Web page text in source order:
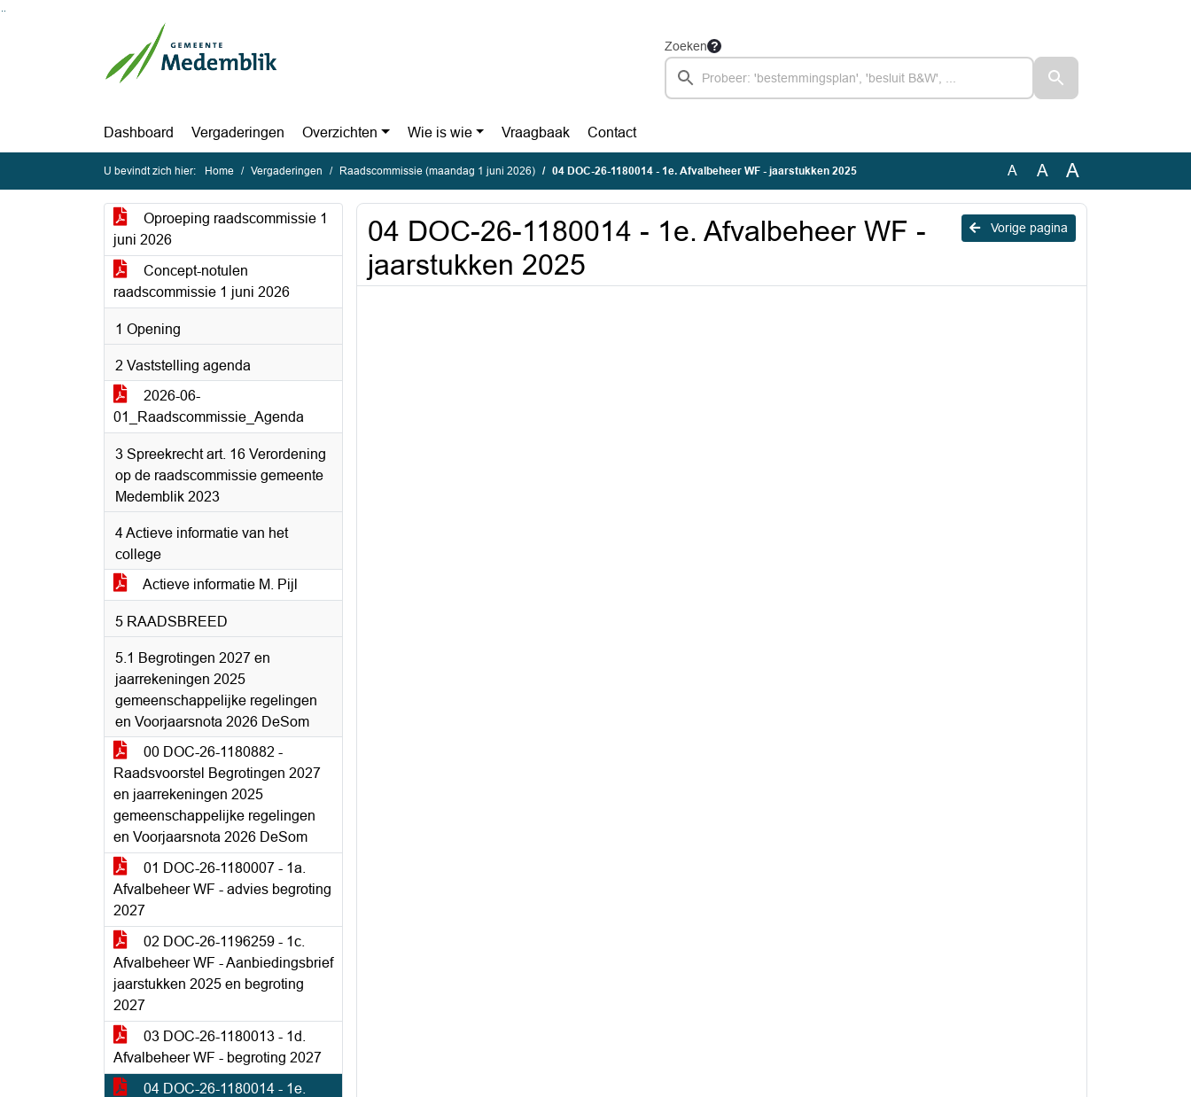
Ga naar de inhoud van deze pagina
Zoeken
Dashboard Vergaderingen Overzichten Wie is wie Vraagbaak Contact
U bevindt zich hier: Home Vergaderingen Raadscommissie (maandag 1 juni 2026) 04 DOC-26-1180014 - 1e. Afvalbeheer WF - jaarstukken 2025 A A A
Oproeping raadscommissie 1
juni 2026
Concept-notulen
raadscommissie 1 juni 2026
1 Opening
2 Vaststelling agenda
2026-06-
01_Raadscommissie_Agenda
3 Spreekrecht art. 16 Verordening
op de raadscommissie gemeente
Medemblik 2023
4 Actieve informatie van het
college
Actieve informatie M. Pijl
5 RAADSBREED
5.1 Begrotingen 2027 en
jaarrekeningen 2025
gemeenschappelijke regelingen
en Voorjaarsnota 2026 DeSom
00 DOC-26-1180882 -
Raadsvoorstel Begrotingen 2027
en jaarrekeningen 2025
gemeenschappelijke regelingen
en Voorjaarsnota 2026 DeSom
01 DOC-26-1180007 - 1a.
Afvalbeheer WF - advies begroting
2027
02 DOC-26-1196259 - 1c.
Afvalbeheer WF - Aanbiedingsbrief
jaarstukken 2025 en begroting
2027
03 DOC-26-1180013 - 1d.
Afvalbeheer WF - begroting 2027
04 DOC-26-1180014 - 1e.
Vorige pagina
04 DOC-26-1180014 - 1e. Afvalbeheer WF -
jaarstukken 2025